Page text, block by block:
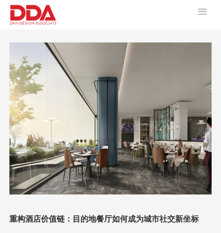
重构酒店价值链：目的地餐厅如何成为城市社交新坐标